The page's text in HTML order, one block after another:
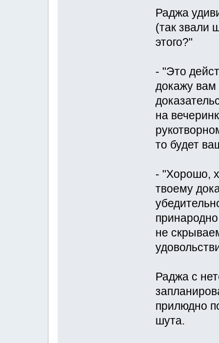
Раджа
(так звали
этого?"
- "Это
докажу вам
на
то будет
- "Хорошо,
твоему
не
Раджа с
прилюдно
шута.